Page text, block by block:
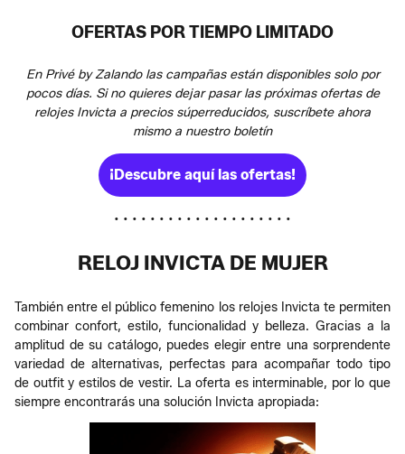
OFERTAS POR TIEMPO LIMITADO
En Privé by Zalando las campañas están disponibles solo por
pocos días. Si no quieres dejar pasar las próximas ofertas de
relojes Invicta a precios súperreducidos, suscríbete ahora
mismo a nuestro boletín
¡Descubre aquí las ofertas!
• • • • • • • • • • • • • • • • • • • •
RELOJ INVICTA DE MUJER
También entre el público femenino los relojes Invicta te permiten
combinar confort, estilo, funcionalidad y belleza. Gracias a la
amplitud de su catálogo, puedes elegir entre una sorprendente
variedad de alternativas, perfectas para acompañar todo tipo
de outfit y estilos de vestir. La oferta es interminable, por lo que
siempre encontrarás una solución Invicta apropiada: